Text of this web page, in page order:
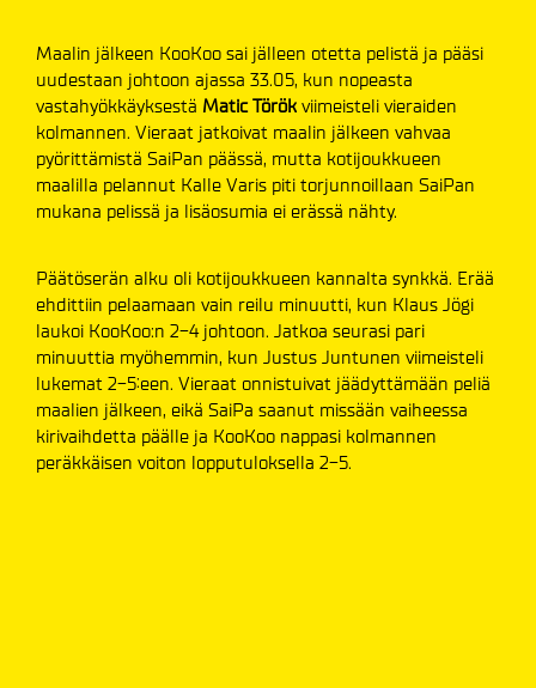
Maalin jälkeen KooKoo sai jälleen otetta pelistä ja pääsi
uudestaan johtoon ajassa 33.05, kun nopeasta
vastahyökkäyksestä Matic Török viimeisteli vieraiden
kolmannen. Vieraat jatkoivat maalin jälkeen vahvaa
pyörittämistä SaiPan päässä, mutta kotijoukkueen
maalilla pelannut Kalle Varis piti torjunnoillaan SaiPan
mukana pelissä ja lisäosumia ei erässä nähty.
Päätöserän alku oli kotijoukkueen kannalta synkkä. Erää
ehdittiin pelaamaan vain reilu minuutti, kun Klaus Jögi
laukoi KooKoo:n 2-4 johtoon. Jatkoa seurasi pari
minuuttia myöhemmin, kun Justus Juntunen viimeisteli
lukemat 2-5:een. Vieraat onnistuivat jäädyttämään peliä
maalien jälkeen, eikä SaiPa saanut missään vaiheessa
kirivaihdetta päälle ja KooKoo nappasi kolmannen
peräkkäisen voiton lopputuloksella 2-5.